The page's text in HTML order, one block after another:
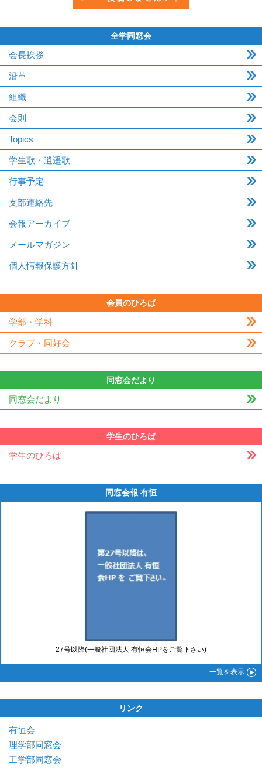
全学同窓会
会長挨拶
沿革
組織
会則
Topics
学生歌・逍遥歌
行事予定
支部連絡先
会報アーカイブ
メールマガジン
個人情報保護方針
会員のひろば
学部・学科
クラブ・同好会
同窓会だより
同窓会だより
学生のひろば
学生のひろば
同窓会報 有恒
27号以降(一般社団法人 有恒会HPをご覧下さい)
一覧を表示
リンク
有恒会
理学部同窓会
工学部同窓会